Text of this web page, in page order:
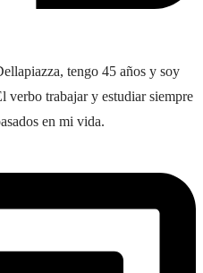
tengo 45 años y soy
trabajar y estudiar siempre
en mi vida.